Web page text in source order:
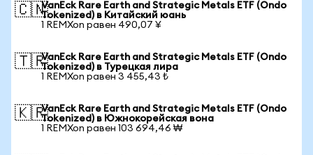
🇨🇳VanEck Rare Earth and Strategic Metals ETF (Ondo
Tokenized) в Китайский юань
1 REMXon равен 490,07 ¥
🇹🇷VanEck Rare Earth and Strategic Metals ETF (Ondo
Tokenized) в Турецкая лира
1 REMXon равен 3 455,43 ₺
🇰🇷VanEck Rare Earth and Strategic Metals ETF (Ondo
Tokenized) в Южнокорейская вона
1 REMXon равен 103 694,46 ₩